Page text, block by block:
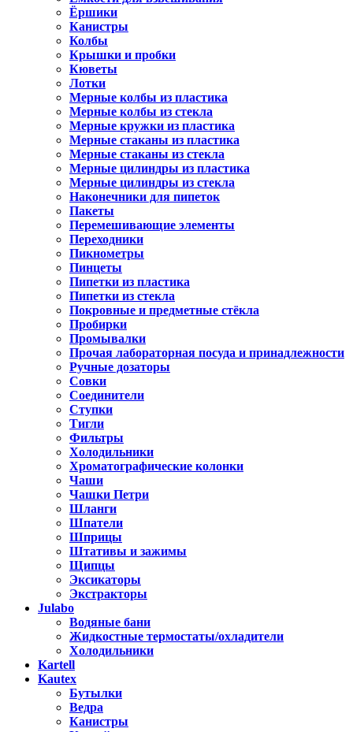
Ёршики
Канистры
Колбы
Крышки и пробки
Кюветы
Лотки
Мерные колбы из пластика
Мерные колбы из стекла
Мерные кружки из пластика
Мерные стаканы из пластика
Мерные стаканы из стекла
Мерные цилиндры из пластика
Мерные цилиндры из стекла
Наконечники для пипеток
Пакеты
Перемешивающие элементы
Переходники
Пикнометры
Пинцеты
Пипетки из пластика
Пипетки из стекла
Покровные и предметные стёкла
Пробирки
Промывалки
Прочая лабораторная посуда и принадлежности
Ручные дозаторы
Совки
Соединители
Ступки
Тигли
Фильтры
Холодильники
Хроматографические колонки
Чаши
Чашки Петри
Шланги
Шпатели
Шприцы
Штативы и зажимы
Щипцы
Эксикаторы
Экстракторы
Julabo
Водяные бани
Жидкостные термостаты/охладители
Холодильники
Kartell
Kautex
Бутылки
Ведра
Канистры